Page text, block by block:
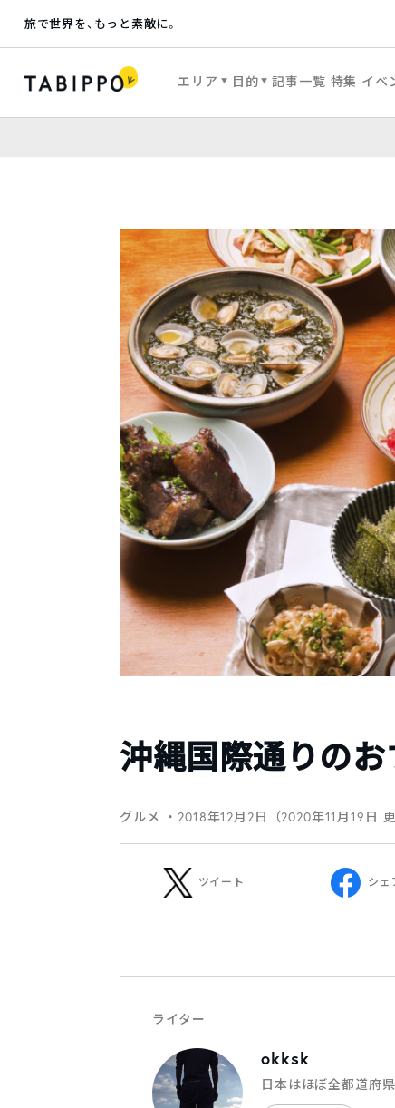
旅で世界を、もっと素敵に。
エリア 目的 記事一覧 特集 イベ
沖縄国際通りの
グルメ ・2018年12月2日（2020年11月19日 更
ツイート シェ
ライター
okksk
日本はほぼ全都道府